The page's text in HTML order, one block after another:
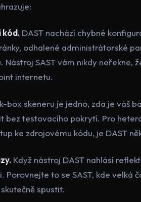
kód. DAST nachází chybné
odhalené administrátorské
Nástroj SAST vám nikdy neřekne,
internetu.
box skeneru je jedno, zda je váš
bez testovacího pokrytí. Pro
ke zdrojovému kódu, je DAST
Když nástroj DAST nahlásí
Porovnejte to se SAST, kde velká
spustit.